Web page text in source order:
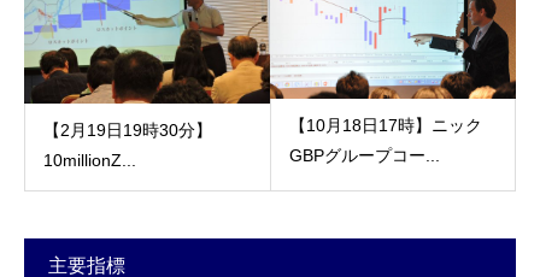
【2月19日19時30分】
10millionZ...
【10月18日17時】ニック
GBPグループコー...
主要指標